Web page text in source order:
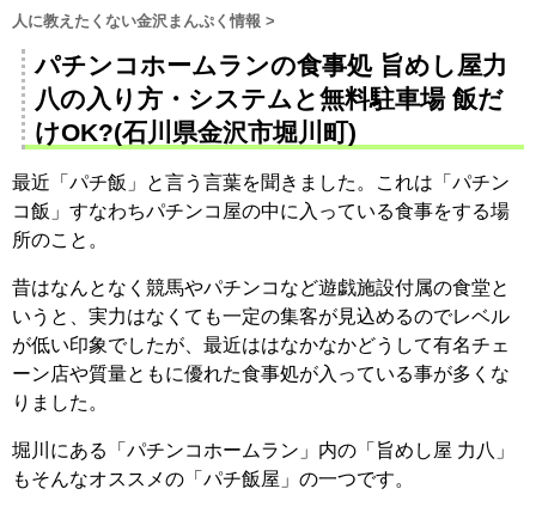
人に教えたくない金沢まんぷく情報 >
パチンコホームランの食事処 旨めし屋力
八の入り方・システムと無料駐車場 飯だ
けOK?(石川県金沢市堀川町)
最近「パチ飯」と言う言葉を聞きました。これは「パチン
コ飯」すなわちパチンコ屋の中に入っている食事をする場
所のこと。
昔はなんとなく競馬やパチンコなど遊戯施設付属の食堂と
いうと、実力はなくても一定の集客が見込めるのでレベル
が低い印象でしたが、最近ははなかなかどうして有名チェ
ーン店や質量ともに優れた食事処が入っている事が多くな
りました。
堀川にある「パチンコホームラン」内の「旨めし屋 力八」
もそんなオススメの「パチ飯屋」の一つです。